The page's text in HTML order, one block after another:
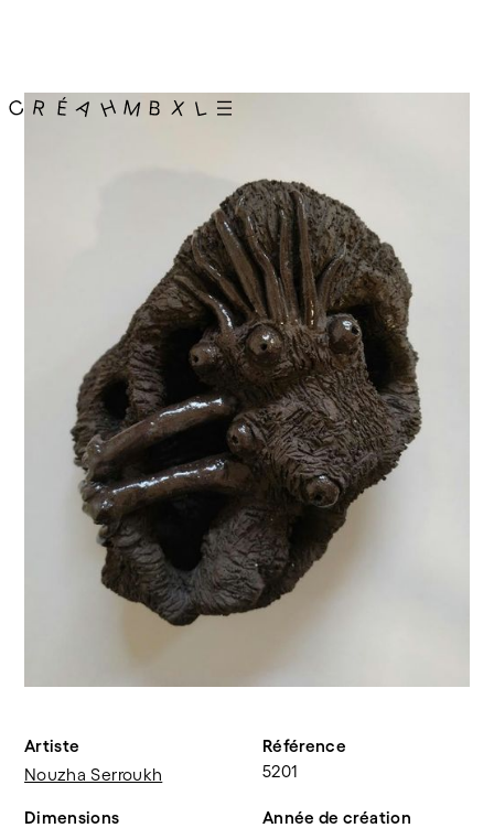
Artiste
Nouzha Serroukh
Référence
5201
Dimensions
Année de création